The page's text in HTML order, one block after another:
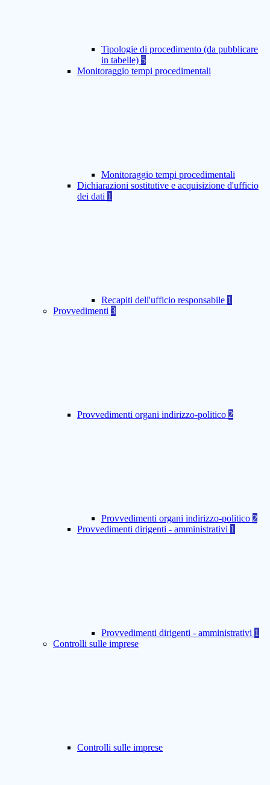
Tipologie di procedimento (da pubblicare
in tabelle) 5
Monitoraggio tempi procedimentali
Monitoraggio tempi procedimentali
Dichiarazioni sostitutive e acquisizione d'ufficio
dei dati 1
Recapiti dell'ufficio responsabile 1
Provvedimenti 3
Provvedimenti organi indirizzo-politico 2
Provvedimenti organi indirizzo-politico 2
Provvedimenti dirigenti - amministrativi 1
Provvedimenti dirigenti - amministrativi 1
Controlli sulle imprese
Controlli sulle imprese